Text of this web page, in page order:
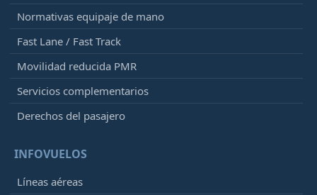
Normativas equipaje de mano
Fast Lane / Fast Track
Movilidad reducida PMR
Servicios complementarios
Derechos del pasajero
INFOVUELOS
Líneas aéreas